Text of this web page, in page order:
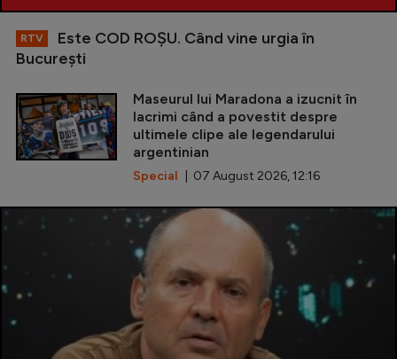
RTV
Este COD ROŞU. Când vine urgia în
Bucureşti
Maseurul lui Maradona a izucnit în
lacrimi când a povestit despre
ultimele clipe ale legendarului
argentinian
Special | 07 August 2026, 12:16